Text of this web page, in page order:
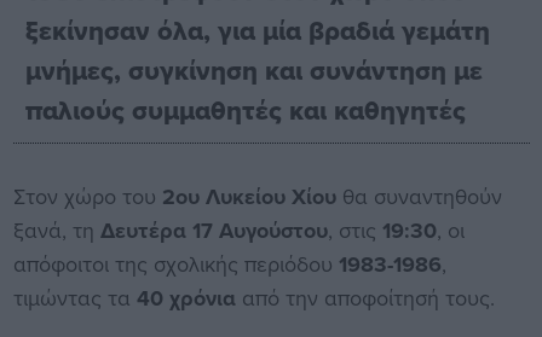
ξεκίνησαν όλα, για μία βραδιά γεμάτη
μνήμες, συγκίνηση και συνάντηση με
παλιούς συμμαθητές και καθηγητές
Στον χώρο του 2ου Λυκείου Χίουθα συναντηθούν
ξανά, τη Δευτέρα 17 Αυγούστου, στις 19:30, οι
απόφοιτοι της σχολικής περιόδου 1983-1986,
τιμώντας τα 40 χρόνια από την αποφοίτησή τους.